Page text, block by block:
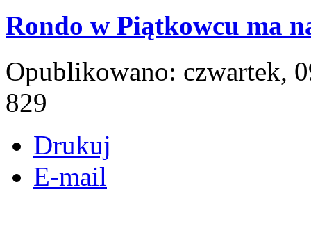
Rondo w Piątkowcu ma
Opublikowano: czwartek,
829
Drukuj
E-mail